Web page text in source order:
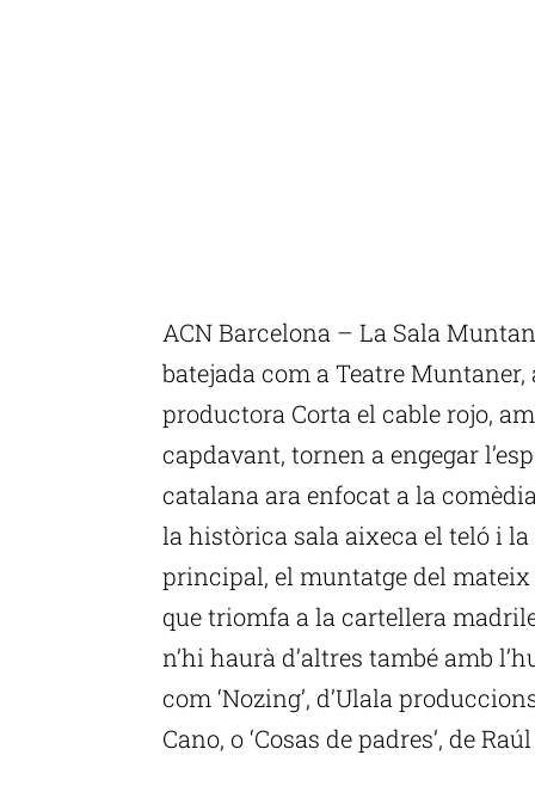
ACN Barcelona – La Sala
batejada com a Teatre
productora Corta el cable rojo,
capdavant, tornen a engegar
catalana ara enfocat a la
la històrica sala aixeca el teló i
principal, el muntatge del mateix
que triomfa a la cartellera
n’hi haurà d’altres també amb
com ‘Nozing’, d’Ulala
Cano, o ‘Cosas de padres’, de